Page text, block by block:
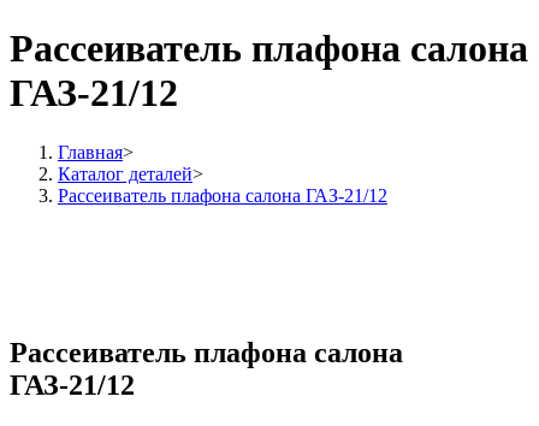
Рассеиватель плафона салона
ГАЗ-21/12
Главная>
Каталог деталей>
Рассеиватель плафона салона ГАЗ-21/12
Рассеиватель плафона салона
ГАЗ-21/12